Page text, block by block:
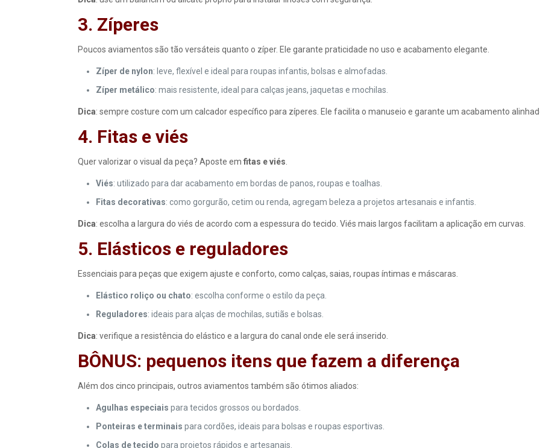
3. Zíperes
Poucos aviamentos são tão versáteis quanto o zíper. Ele garante praticidade no uso e acabamento elegante.
Zíper de nylon: leve, flexível e ideal para roupas infantis, bolsas e almofadas.
Zíper metálico: mais resistente, ideal para calças jeans, jaquetas e mochilas.
Dica: sempre costure com um calcador específico para zíperes. Ele facilita o manuseio e garante um acabamento
4. Fitas e viés
Quer valorizar o visual da peça? Aposte emfitas e viés.
Viés: utilizado para dar acabamento em bordas de panos, roupas e toalhas.
Fitas decorativas: como gorgurão, cetim ou renda, agregam beleza a projetos artesanais e infantis.
Dica: escolha a largura do viés de acordo com a espessura do tecido. Viés mais largos facilitam a aplicação em curvas.
5. Elásticos e reguladores
Essenciais para peças que exigem ajuste e conforto, como calças, saias, roupas íntimas e máscaras.
Elástico roliço ou chato: escolha conforme o estilo da peça.
Reguladores: ideais para alças de mochilas, sutiãs e bolsas.
Dica: verifique a resistência do elástico e a largura do canal onde ele será inserido.
BÔNUS: pequenos itens que fazem a diferença
Além dos cinco principais, outros aviamentos também são ótimos aliados:
Agulhas especiais para tecidos grossos ou bordados.
Ponteiras e terminais para cordões, ideais para bolsas e roupas esportivas.
Colas de tecido para projetos rápidos e artesanais.